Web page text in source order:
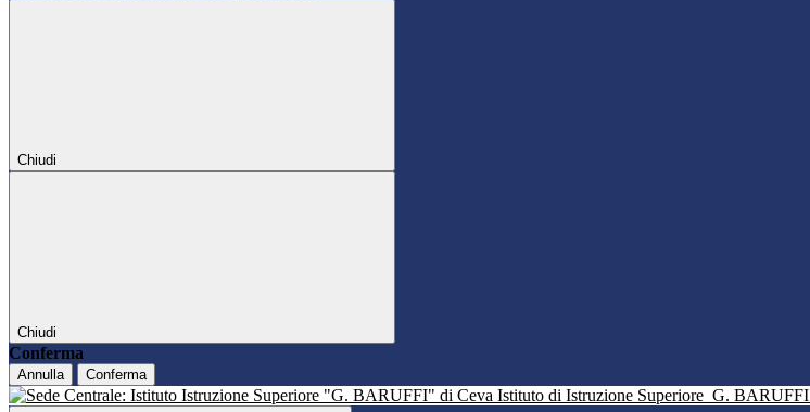
Chiudi
Chiudi
Conferma
Annulla Conferma
Istituto di Istruzione Superiore G. BARUFFI